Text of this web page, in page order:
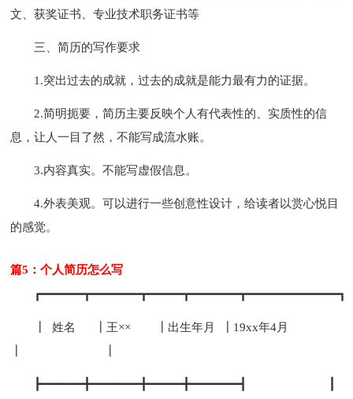
文、获奖证书、专业技术职务证书等
三、简历的写作要求
1.突出过去的成就，过去的成就是能力最有力的证据。
2.简明扼要，简历主要反映个人有代表性的、实质性的信
息，让人一目了然，不能写成流水账。
3.内容真实。不能写虚假信息。
4.外表美观。可以进行一些创意性设计，给读者以赏心悦目
的感觉。
篇5：个人简历怎么写
┏━━━━━━┳━━━━━━━┳━━━━━┳━━━━━━━┳━━━━━━━━━━━━━┓
┃ 姓名 ┃王×× ┃出生年月 ┃19xx年4月
┣━━━━━━╋━━━━━━━╋━━━━━╋━━━━━━━┫ ┃